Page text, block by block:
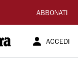
ABBONATI
ACCEDI